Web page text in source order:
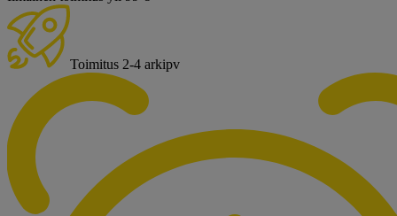
Toimitus 2-4 arkipv